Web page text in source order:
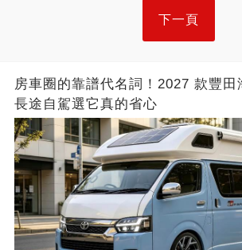
下一頁
房車圈的靠譜代名詞！2027 款豐田
長途自駕選它真的省心